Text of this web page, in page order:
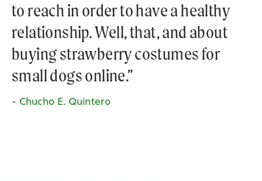
to reach in order to have a healthy
relationship. Well, that, and about
buying strawberry costumes for
small dogs online.”
- Chucho E. Quintero